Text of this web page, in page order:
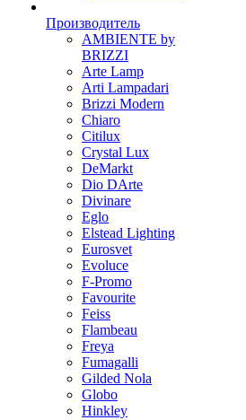
Производитель
AMBIENTE by
BRIZZI
Arte Lamp
Arti Lampadari
Brizzi Modern
Chiaro
Citilux
Crystal Lux
DeMarkt
Dio DArte
Divinare
Eglo
Elstead Lighting
Eurosvet
Evoluce
F-Promo
Favourite
Feiss
Flambeau
Freya
Fumagalli
Gilded Nola
Globo
Hinkley